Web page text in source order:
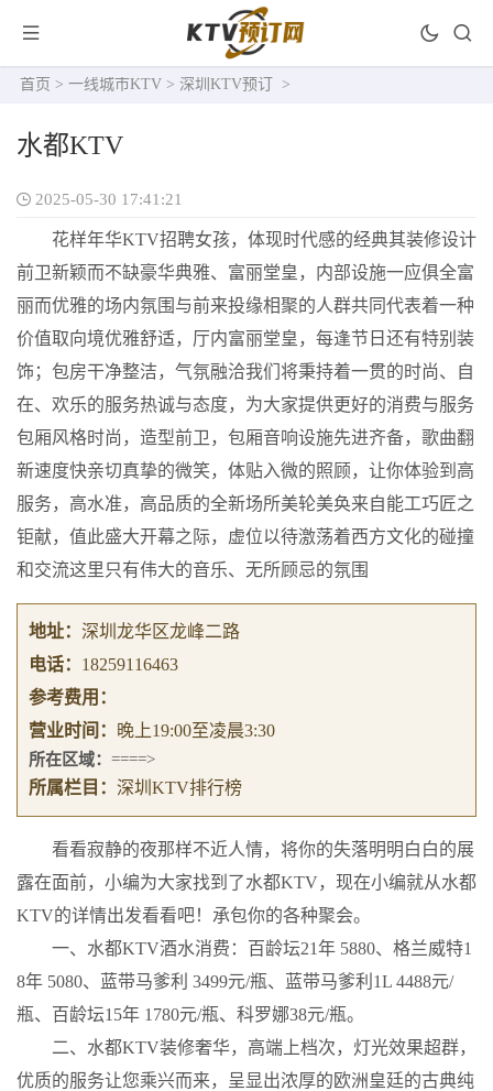
首页 > 一线城市KTV > 深圳KTV预订 >
水都KTV
2025-05-30 17:41:21
花样年华KTV招聘女孩，体现时代感的经典其装修设计
前卫新颖而不缺豪华典雅、富丽堂皇，内部设施一应俱全富
丽而优雅的场内氛围与前来投缘相聚的人群共同代表着一种
价值取向境优雅舒适，厅内富丽堂皇，每逢节日还有特别装
饰；包房干净整洁，气氛融洽我们将秉持着一贯的时尚、自
在、欢乐的服务热诚与态度，为大家提供更好的消费与服务
包厢风格时尚，造型前卫，包厢音响设施先进齐备，歌曲翻
新速度快亲切真挚的微笑，体贴入微的照顾，让你体验到高
服务，高水准，高品质的全新场所美轮美奂来自能工巧匠之
钜献，值此盛大开幕之际，虚位以待激荡着西方文化的碰撞
和交流这里只有伟大的音乐、无所顾忌的氛围
地址： 深圳龙华区龙峰二路
电话： 18259116463
参考费用：
营业时间：
晚上19:00至凌晨3:30
所在区域： ====>
所属栏目： 深圳KTV排行榜
看看寂静的夜那样不近人情，将你的失落明明白白的展
露在面前，小编为大家找到了水都KTV，现在小编就从水都
KTV的详情出发看看吧！承包你的各种聚会。
一、水都KTV酒水消费：百龄坛21年 5880、格兰威特1
8年 5080、蓝带马爹利 3499元/瓶、蓝带马爹利1L 4488元/
瓶、百龄坛15年 1780元/瓶、科罗娜38元/瓶。
二、水都KTV装修奢华，高端上档次，灯光效果超群，
优质的服务让您乘兴而来，呈显出浓厚的欧洲皇廷的古典纯